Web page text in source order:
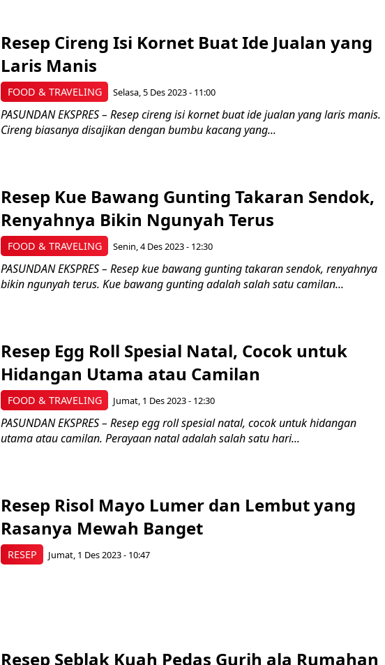
FOOD & TRAVELING
Resep Cireng Isi Kornet Buat Ide Jualan yang
Laris Manis
Selasa, 5 Des 2023 - 11:00
PASUNDAN EKSPRES – Resep cireng isi kornet buat ide jualan yang laris manis.
Cireng biasanya disajikan dengan bumbu kacang yang...
FOOD & TRAVELING
Resep Kue Bawang Gunting Takaran Sendok,
Renyahnya Bikin Ngunyah Terus
Senin, 4 Des 2023 - 12:30
PASUNDAN EKSPRES – Resep kue bawang gunting takaran sendok, renyahnya
bikin ngunyah terus. Kue bawang gunting adalah salah satu camilan...
FOOD & TRAVELING
Resep Egg Roll Spesial Natal, Cocok untuk
Hidangan Utama atau Camilan
Jumat, 1 Des 2023 - 12:30
PASUNDAN EKSPRES – Resep egg roll spesial natal, cocok untuk hidangan
utama atau camilan. Perayaan natal adalah salah satu hari...
RESEP
Resep Risol Mayo Lumer dan Lembut yang
Rasanya Mewah Banget
Jumat, 1 Des 2023 - 10:47
Resep Seblak Kuah Pedas Gurih ala Rumahan